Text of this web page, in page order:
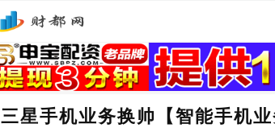
三星手机业务换帅【智能手机业